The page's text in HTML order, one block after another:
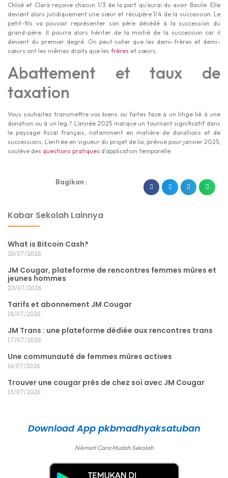
Chloé et Clara reçoive chacun 1/3 de la part qu’aurai du avoir Basile. Elle
devient alors juridiquement une sœur et récupère 1/4 de la succession. Le
petit-fils va pouvoir représenter son père décédé à la succession du
grand-père. Il pourra alors hériter de la moitié de la succession car il
devient du premier degré. On peut noter que les demi-frères et demi-
sœurs ont les mêmes droits que les frères et sœurs.
Abattement et taux de
taxation
Vous souhaitez transmettre vos biens ou faites face à un litige lié à une
donation ou à un leg ? L’année 2025 marque un tournant significatif dans
le paysage fiscal français, notamment en matière de donations et de
successions. L’entrée en vigueur du projet de loi, prévue pour janvier 2025,
soulève des questions pratiques d’application temporelle.
Bagikan :
Kabar Sekolah Lainnya
What is Bitcoin Cash?
26/07/2026
JM Cougar, plateforme de rencontres femmes mûres et
jeunes hommes
23/07/2026
Tarifs et abonnement JM Cougar
18/07/2026
JM Trans : une plateforme dédiée aux rencontres trans
17/07/2026
Une communauté de femmes mûres actives
16/07/2026
Trouver une cougar près de chez soi avec JM Cougar
15/07/2026
Download App pkbmadhyaksatuban
Nikmati Cara Mudah Sekolah